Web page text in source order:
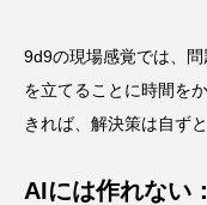
9d9の現場感覚では、問
を立てることに時間を
きれば、解決策は自ず
AIには作れない